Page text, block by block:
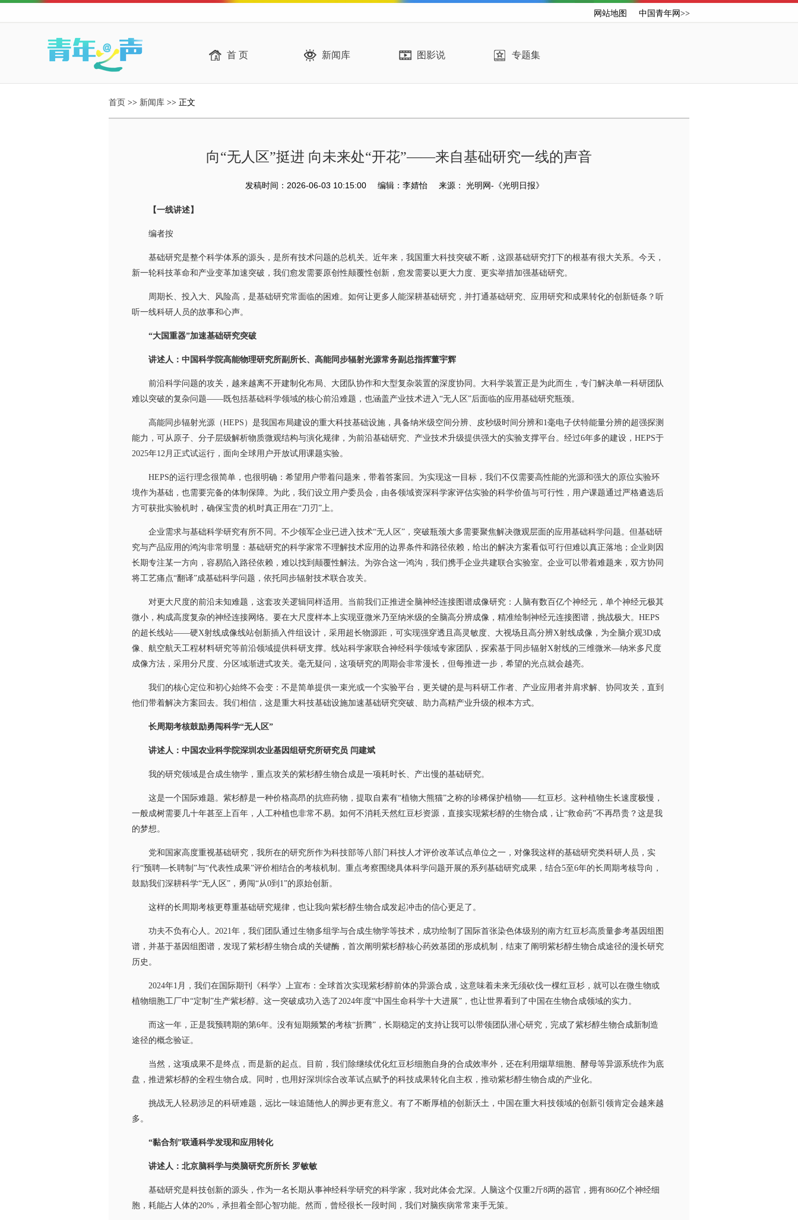
网站地图 中国青年网>>
首 页 新闻库 图影说 专题集
首页 >> 新闻库 >> 正文
向“无人区”挺进 向未来处“开花”——来自基础研究一线的声音
发稿时间：2026-06-03 10:15:00 编辑：李婧怡 来源： 光明网-《光明日报》
【一线讲述】
编者按
基础研究是整个科学体系的源头，是所有技术问题的总机关。近年来，我国重大科技突破不断，这跟基础研究打下的根基有很大关系。今天，
新一轮科技革命和产业变革加速突破，我们愈发需要原创性颠覆性创新，愈发需要以更大力度、更实举措加强基础研究。
周期长、投入大、风险高，是基础研究常面临的困难。如何让更多人能深耕基础研究，并打通基础研究、应用研究和成果转化的创新链条？听
听一线科研人员的故事和心声。
“大国重器”加速基础研究突破
讲述人：中国科学院高能物理研究所副所长、高能同步辐射光源常务副总指挥董宇辉
前沿科学问题的攻关，越来越离不开建制化布局、大团队协作和大型复杂装置的深度协同。大科学装置正是为此而生，专门解决单一科研团队
难以突破的复杂问题——既包括基础科学领域的核心前沿难题，也涵盖产业技术进入“无人区”后面临的应用基础研究瓶颈。
高能同步辐射光源（HEPS）是我国布局建设的重大科技基础设施，具备纳米级空间分辨、皮秒级时间分辨和1毫电子伏特能量分辨的超强探测
能力，可从原子、分子层级解析物质微观结构与演化规律，为前沿基础研究、产业技术升级提供强大的实验支撑平台。经过6年多的建设，HEPS于
2025年12月正式试运行，面向全球用户开放试用课题实验。
HEPS的运行理念很简单，也很明确：希望用户带着问题来，带着答案回。为实现这一目标，我们不仅需要高性能的光源和强大的原位实验环
境作为基础，也需要完备的体制保障。为此，我们设立用户委员会，由各领域资深科学家评估实验的科学价值与可行性，用户课题通过严格遴选后
方可获批实验机时，确保宝贵的机时真正用在“刀刃”上。
企业需求与基础科学研究有所不同。不少领军企业已进入技术“无人区”，突破瓶颈大多需要聚焦解决微观层面的应用基础科学问题。但基础研
究与产品应用的鸿沟非常明显：基础研究的科学家常不理解技术应用的边界条件和路径依赖，给出的解决方案看似可行但难以真正落地；企业则因
长期专注某一方向，容易陷入路径依赖，难以找到颠覆性解法。为弥合这一鸿沟，我们携手企业共建联合实验室。企业可以带着难题来，双方协同
将工艺痛点“翻译”成基础科学问题，依托同步辐射技术联合攻关。
对更大尺度的前沿未知难题，这套攻关逻辑同样适用。当前我们正推进全脑神经连接图谱成像研究：人脑有数百亿个神经元，单个神经元极其
微小，构成高度复杂的神经连接网络。要在大尺度样本上实现亚微米乃至纳米级的全脑高分辨成像，精准绘制神经元连接图谱，挑战极大。HEPS
的超长线站——硬X射线成像线站创新插入件组设计，采用超长物源距，可实现强穿透且高灵敏度、大视场且高分辨X射线成像，为全脑介观3D成
像、航空航天工程材料研究等前沿领域提供科研支撑。线站科学家联合神经科学领域专家团队，探索基于同步辐射X射线的三维微米—纳米多尺度
成像方法，采用分尺度、分区域渐进式攻关。毫无疑问，这项研究的周期会非常漫长，但每推进一步，希望的光点就会越亮。
我们的核心定位和初心始终不会变：不是简单提供一束光或一个实验平台，更关键的是与科研工作者、产业应用者并肩求解、协同攻关，直到
他们带着解决方案回去。我们相信，这是重大科技基础设施加速基础研究突破、助力高精产业升级的根本方式。
长周期考核鼓励勇闯科学“无人区”
讲述人：中国农业科学院深圳农业基因组研究所研究员 闫建斌
我的研究领域是合成生物学，重点攻关的紫杉醇生物合成是一项耗时长、产出慢的基础研究。
这是一个国际难题。紫杉醇是一种价格高昂的抗癌药物，提取自素有“植物大熊猫”之称的珍稀保护植物——红豆杉。这种植物生长速度极慢，
一般成树需要几十年甚至上百年，人工种植也非常不易。如何不消耗天然红豆杉资源，直接实现紫杉醇的生物合成，让“救命药”不再昂贵？这是我
的梦想。
党和国家高度重视基础研究，我所在的研究所作为科技部等八部门科技人才评价改革试点单位之一，对像我这样的基础研究类科研人员，实
行“预聘—长聘制”与“代表性成果”评价相结合的考核机制。重点考察围绕具体科学问题开展的系列基础研究成果，结合5至6年的长周期考核导向，
鼓励我们深耕科学“无人区”，勇闯“从0到1”的原始创新。
这样的长周期考核更尊重基础研究规律，也让我向紫杉醇生物合成发起冲击的信心更足了。
功夫不负有心人。2021年，我们团队通过生物多组学与合成生物学等技术，成功绘制了国际首张染色体级别的南方红豆杉高质量参考基因组图
谱，并基于基因组图谱，发现了紫杉醇生物合成的关键酶，首次阐明紫杉醇核心药效基团的形成机制，结束了阐明紫杉醇生物合成途径的漫长研究
历史。
2024年1月，我们在国际期刊《科学》上宣布：全球首次实现紫杉醇前体的异源合成，这意味着未来无须砍伐一棵红豆杉，就可以在微生物或
植物细胞工厂中“定制”生产紫杉醇。这一突破成功入选了2024年度“中国生命科学十大进展”，也让世界看到了中国在生物合成领域的实力。
而这一年，正是我预聘期的第6年。没有短期频繁的考核“折腾”，长期稳定的支持让我可以带领团队潜心研究，完成了紫杉醇生物合成新制造
途径的概念验证。
当然，这项成果不是终点，而是新的起点。目前，我们除继续优化红豆杉细胞自身的合成效率外，还在利用烟草细胞、酵母等异源系统作为底
盘，推进紫杉醇的全程生物合成。同时，也用好深圳综合改革试点赋予的科技成果转化自主权，推动紫杉醇生物合成的产业化。
挑战无人轻易涉足的科研难题，远比一味追随他人的脚步更有意义。有了不断厚植的创新沃土，中国在重大科技领域的创新引领肯定会越来越
多。
“黏合剂”联通科学发现和应用转化
讲述人：北京脑科学与类脑研究所所长 罗敏敏
基础研究是科技创新的源头，作为一名长期从事神经科学研究的科学家，我对此体会尤深。人脑这个仅重2斤8两的器官，拥有860亿个神经细
胞，耗能占人体的20%，承担着全部心智功能。然而，曾经很长一段时间，我们对脑疾病常常束手无策。